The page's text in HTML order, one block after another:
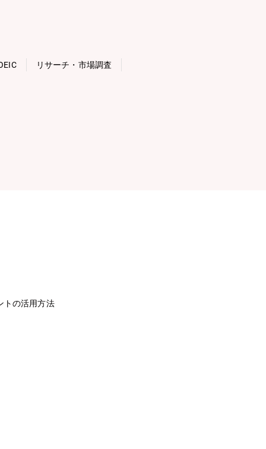
リサーチ・市場調査
トの活用方法